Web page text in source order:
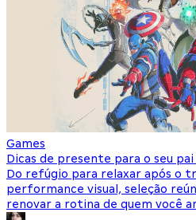
Games
Dicas de presente para o seu
Do refúgio para relaxar após o
performance visual, seleção
renovar a rotina de quem você